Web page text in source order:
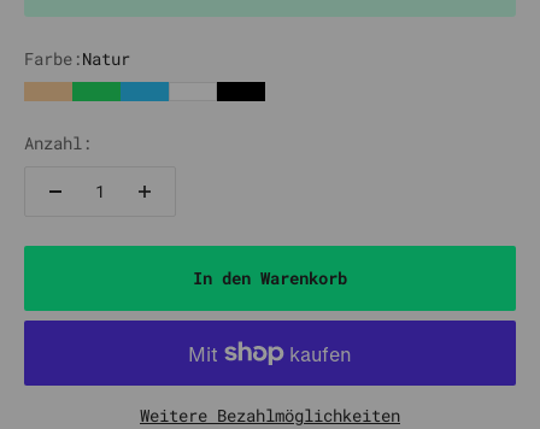
Farbe:Natur
NaturGrün Hellblau
Weiß Schwarz
Anzahl:
In den Warenkorb
Weitere Bezahlmöglichkeiten